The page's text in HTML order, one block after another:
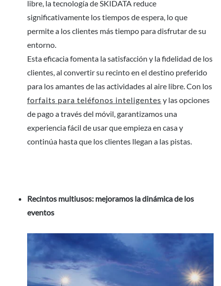
libre, la tecnología de SKIDATA reduce
significativamente los tiempos de espera, lo que
permite a los clientes más tiempo para disfrutar de su
entorno.
Esta eficacia fomenta la satisfacción y la fidelidad de los
clientes, al convertir su recinto en el destino preferido
para los amantes de las actividades al aire libre. Con los
forfaits para teléfonos inteligentes y las opciones
de pago a través del móvil, garantizamos una
experiencia fácil de usar que empieza en casa y
continúa hasta que los clientes llegan a las pistas.
Recintos multiusos: mejoramos la dinámica de los
eventos